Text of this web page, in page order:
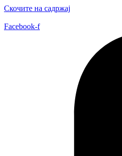
Скочите на садржај
Facebook-f